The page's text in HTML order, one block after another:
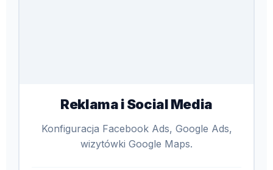
Reklama i Social Media
Konfiguracja Facebook Ads, Google Ads,
wizytówki Google Maps.